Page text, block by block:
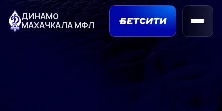
ДИНАМО
МАХАЧКАЛА МФЛ